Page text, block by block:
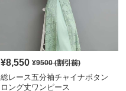
¥8,550 ¥9500(割引前)
総レース五分袖チャイナボタン
ロング丈ワンピース